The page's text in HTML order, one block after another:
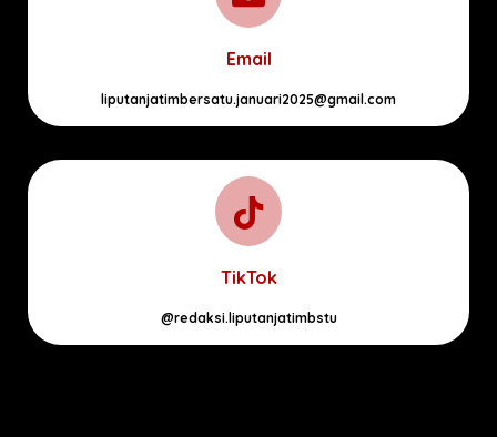
Email
liputanjatimbersatu.januari2025@gmail.com
TikTok
@redaksi.liputanjatimbstu